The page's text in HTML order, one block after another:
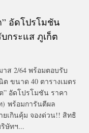
อัดโปรโมชัน
บกระแส ภูเก็ต
ส 2/64 พร้อมตอบรับ
ขนาด 40 ตารางเมตร
” อัดโปรโมชัน ราคา
) พร้อมการันตีผล
เกินคุ้ม จองด่วน!! สิทธิ
ษัทฯ...